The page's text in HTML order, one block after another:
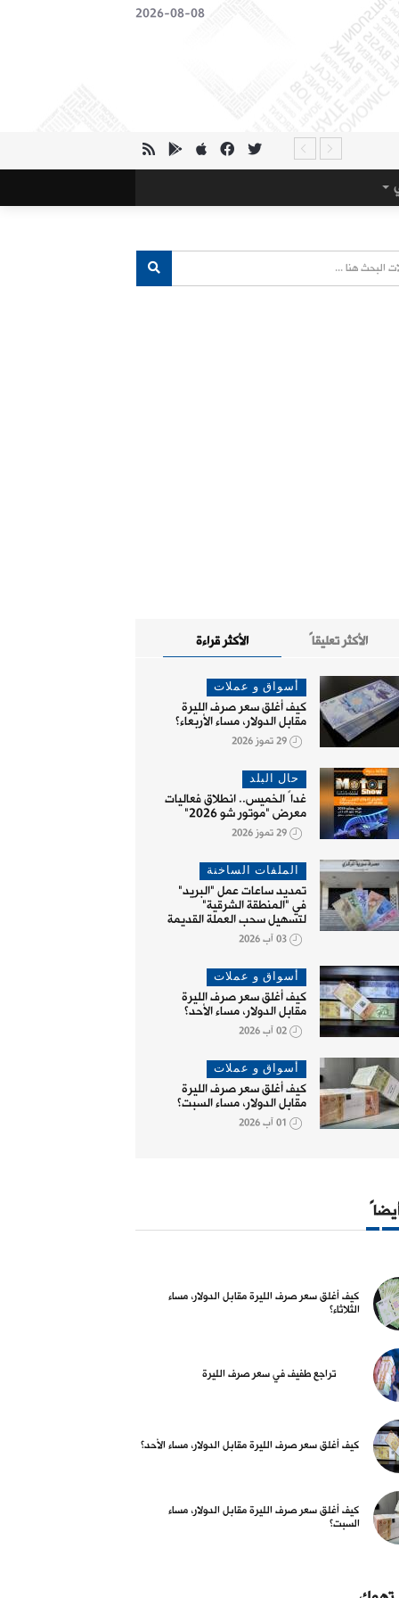
2026-08-08
الأكثر قراءة الأكثر تعليقاً
أسواق و عملات
كيف أغلق سعر صرف الليرة
مقابل الدولار، مساء الأربعاء؟
29 تموز 2026
حال البلد
غداً الخميس.. انطلاق فعاليات
معرض "موتور شو 2026"
29 تموز 2026
الملفات الساخنة
تمديد ساعات عمل "البريد"
في "المنطقة الشرقية"
لتسهيل سحب العملة القديمة
03 آب 2026
أسواق و عملات
كيف أغلق سعر صرف الليرة
مقابل الدولار، مساء الأحد؟
02 آب 2026
أسواق و عملات
كيف أغلق سعر صرف الليرة
مقابل الدولار، مساء السبت؟
01 آب 2026
كيف أغلق سعر صرف الليرة مقابل الدولار، مساء
الثلاثاء؟
تراجع طفيف في سعر صرف الليرة
كيف أغلق سعر صرف الليرة مقابل الدولار، مساء الأحد؟
كيف أغلق سعر صرف الليرة مقابل الدولار، مساء
السبت؟